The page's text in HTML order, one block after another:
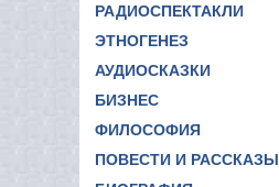
РАДИОСПЕКТАКЛИ
ЭТНОГЕНЕЗ
АУДИОСКАЗКИ
БИЗНЕС
ФИЛОСОФИЯ
ПОВЕСТИ И РАССКАЗЫ